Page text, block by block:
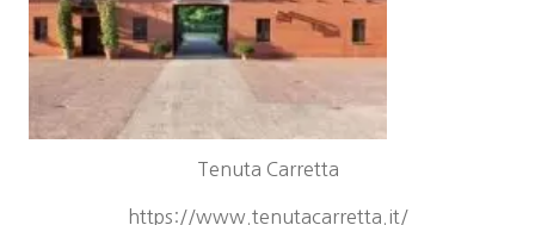
Tenuta Carretta
https://www.tenutacarretta.it/